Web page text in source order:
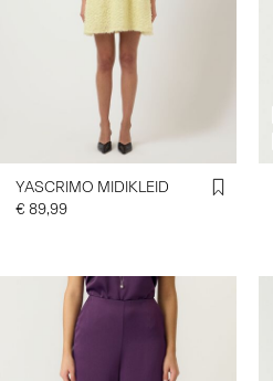
YASCRIMO MIDIKLEID
€ 89,99